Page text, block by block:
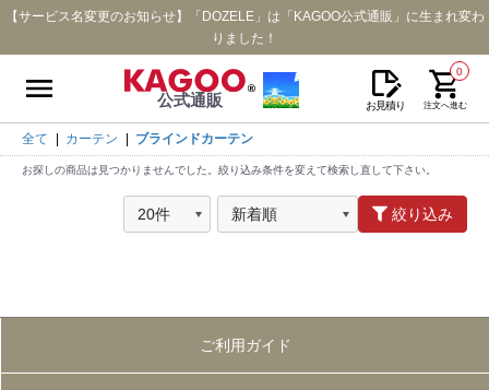
【サービス名変更のお知らせ】「DOZELE」は「KAGOO公式通販」に生まれ変わ
りました！
公式通販 お見積り
0
注文へ進む
全て カーテン ブラインドカーテン
お探しの商品は見つかりませんでした。絞り込み条件を変えて検索し直して下さい。
絞り込み
ご利用ガイド